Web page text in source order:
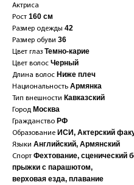
Актриса
Рост 160 см
Размер одежды 42
Размер обуви 36
Цвет глаз Темно-карие
Цвет волос Черный
Длина волос Ниже плеч
Национальность Армянка
Тип внешности Кавказский
Город Москва
Гражданство РФ
Образование ИСИ, Актерский
Языки Английский, Армянский
Спорт Фехтование, сценический
прыжки с парашютом,
верховая езда, плавание